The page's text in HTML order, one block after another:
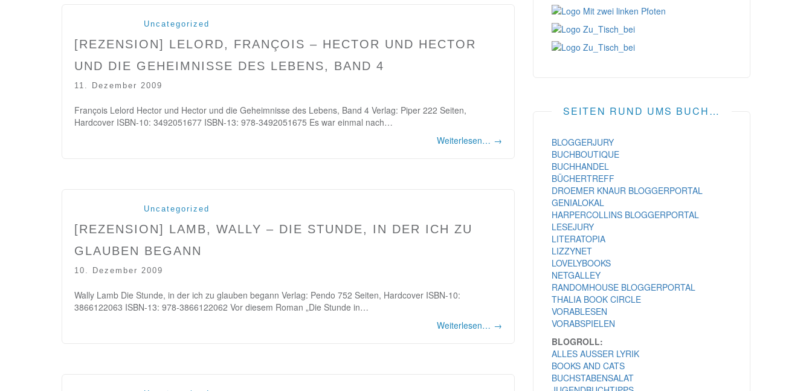
Uncategorized
[REZENSION] LELORD, FRANÇOIS – HECTOR UND HECTOR
UND DIE GEHEIMNISSE DES LEBENS, BAND 4
11. Dezember 2009
François Lelord Hector und Hector und die Geheimnisse des Lebens, Band 4 Verlag: Piper 222 Seiten,
Hardcover ISBN-10: 3492051677 ISBN-13: 978-3492051675 Es war einmal nach…
Weiterlesen… →
Uncategorized
[REZENSION] LAMB, WALLY – DIE STUNDE, IN DER ICH ZU
GLAUBEN BEGANN
10. Dezember 2009
Wally Lamb Die Stunde, in der ich zu glauben begann Verlag: Pendo 752 Seiten, Hardcover ISBN-10:
3866122063 ISBN-13: 978-3866122062 Vor diesem Roman „Die Stunde in…
Weiterlesen… →
SEITEN RUND UMS BUCH…
BLOGGERJURY
BUCHBOUTIQUE
BUCHHANDEL
BÜCHERTREFF
DROEMER KNAUR BLOGGERPORTAL
GENIALOKAL
HARPERCOLLINS BLOGGERPORTAL
LESEJURY
LITERATOPIA
LIZZYNET
LOVELYBOOKS
NETGALLEY
RANDOMHOUSE BLOGGERPORTAL
THALIA BOOK CIRCLE
VORABLESEN
VORABSPIELEN
BLOGROLL:
ALLES AUSSER LYRIK
BOOKS AND CATS
BUCHSTABENSALAT